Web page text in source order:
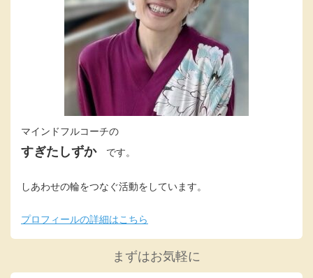
マインドフルコーチの
すぎたしずか です。
しあわせの輪をつなぐ活動をしています。
プロフィールの詳細はこちら
まずはお気軽に